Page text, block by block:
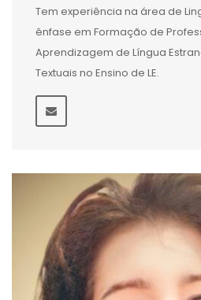
Tem experiência na área de
ênfase em Formação de
Aprendizagem de Língua
Textuais no Ensino de LE.